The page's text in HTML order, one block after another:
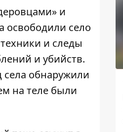
и
освободили село
и следы
и убийств.
обнаружили
на теле были